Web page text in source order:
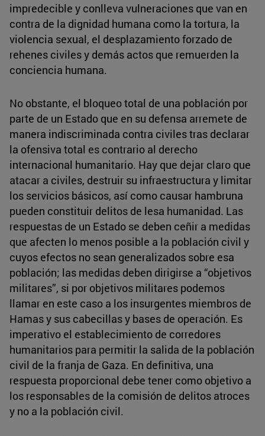
impredecible y conlleva vulneraciones que van en
contra de la dignidad humana como la tortura, la
violencia sexual, el desplazamiento forzado de
rehenes civiles y demás actos que remuerden la
conciencia humana.
No obstante, el bloqueo total de una población por
parte de un Estado que en su defensa arremete de
manera indiscriminada contra civiles tras declarar
la ofensiva total es contrario al derecho
internacional humanitario. Hay que dejar claro que
atacar a civiles, destruir su infraestructura y limitar
los servicios básicos, así como causar hambruna
pueden constituir delitos de lesa humanidad. Las
respuestas de un Estado se deben ceñir a medidas
que afecten lo menos posible a la población civil y
cuyos efectos no sean generalizados sobre esa
población; las medidas deben dirigirse a “objetivos
militares”, si por objetivos militares podemos
llamar en este caso a los insurgentes miembros de
Hamas y sus cabecillas y bases de operación. Es
imperativo el establecimiento de corredores
humanitarios para permitir la salida de la población
civil de la franja de Gaza. En definitiva, una
respuesta proporcional debe tener como objetivo a
los responsables de la comisión de delitos atroces
y no a la población civil.